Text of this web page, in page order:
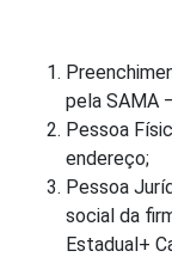
pela SAMA
Pessoa
endereço;
Pessoa
social da
Estadual+